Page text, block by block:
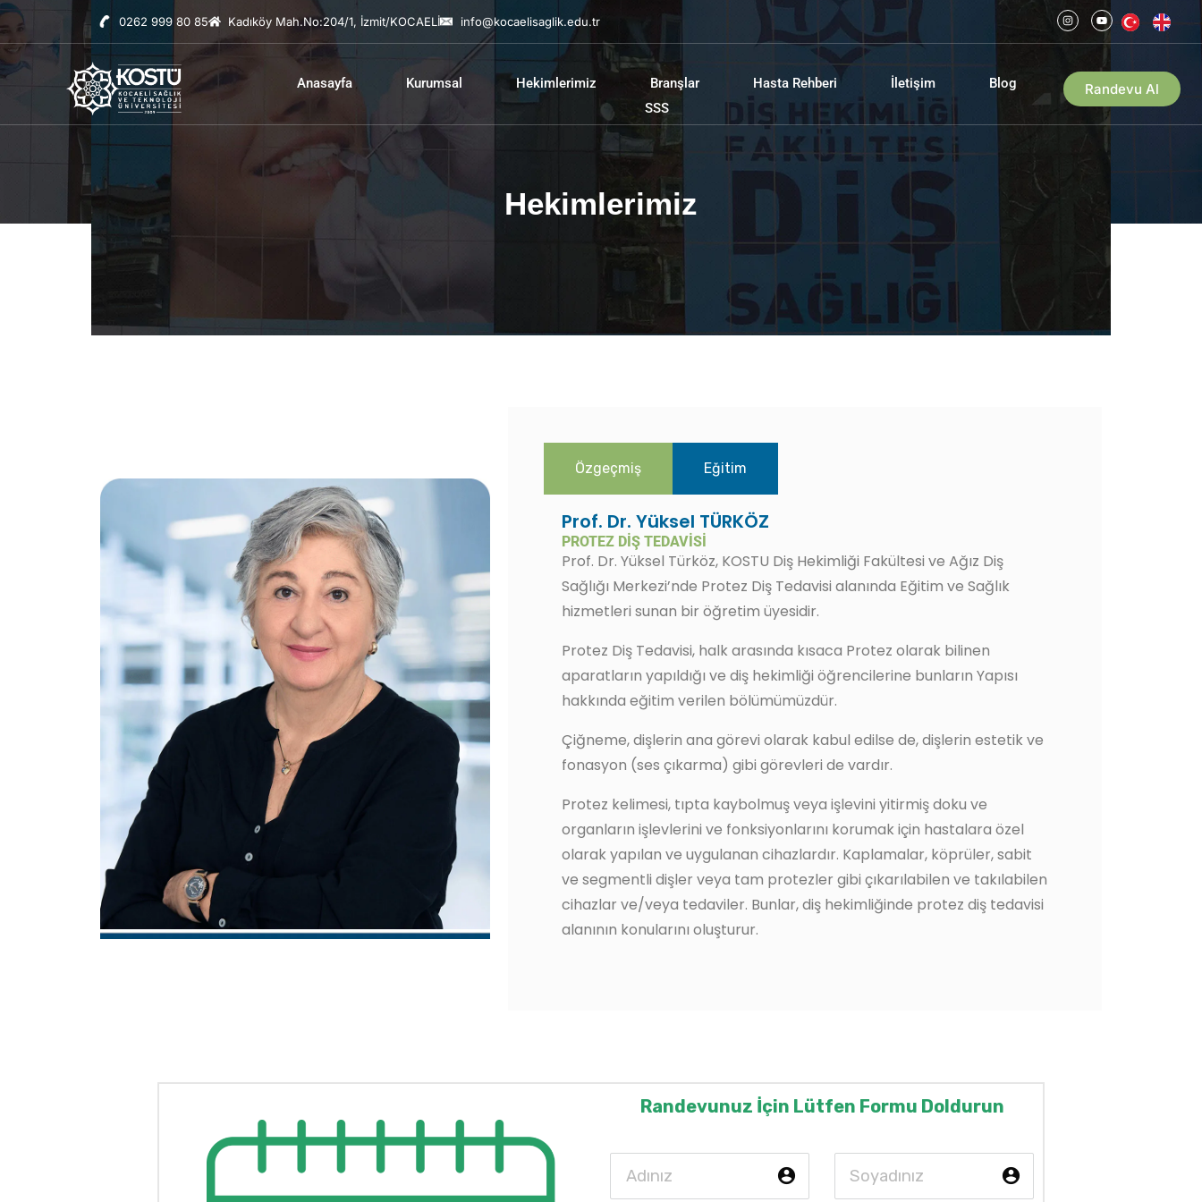
0262 999 80 85 Kadıköy Mah.No:204/1, İzmit/KOCAELİ info@kocaelisaglik.edu.tr
Anasayfa Kurumsal Hekimlerimiz Branşlar Hasta Rehberi İletişim
Blog
SSS
Randevu Al
Hekimlerimiz
Özgeçmiş Eğitim
Prof. Dr. Yüksel TÜRKÖZ
PROTEZ DIŞ TEDAVISI
Prof. Dr. Yüksel Türköz, KOSTU Diş Hekimliği Fakültesi ve Ağız Diş
Sağlığı Merkezi’nde Protez Diş Tedavisi alanında Eğitim ve Sağlık
hizmetleri sunan bir öğretim üyesidir.
Protez Diş Tedavisi, halk arasında kısaca Protez olarak bilinen
aparatların yapıldığı ve diş hekimliği öğrencilerine bunların Yapısı
hakkında eğitim verilen bölümümüzdür.
Çiğneme, dişlerin ana görevi olarak kabul edilse de, dişlerin estetik ve
fonasyon (ses çıkarma) gibi görevleri de vardır.
Protez kelimesi, tıpta kaybolmuş veya işlevini yitirmiş doku ve
organların işlevlerini ve fonksiyonlarını korumak için hastalara özel
olarak yapılan ve uygulanan cihazlardır. Kaplamalar, köprüler, sabit
ve segmentli dişler veya tam protezler gibi çıkarılabilen ve takılabilen
cihazlar ve/veya tedaviler. Bunlar, diş hekimliğinde protez diş tedavisi
alanının konularını oluşturur.
Randevunuz İçin Lütfen Formu Doldurun
account_circle e853 account_circle e853